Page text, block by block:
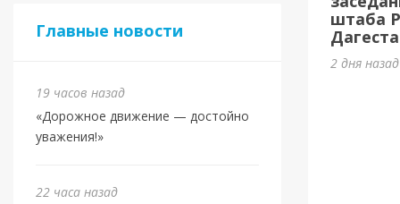
Главные новости
19 часов назад
«Дорожное движение — достойно
уважения!»
22 часа назад
3 дня
штаба
2 дня